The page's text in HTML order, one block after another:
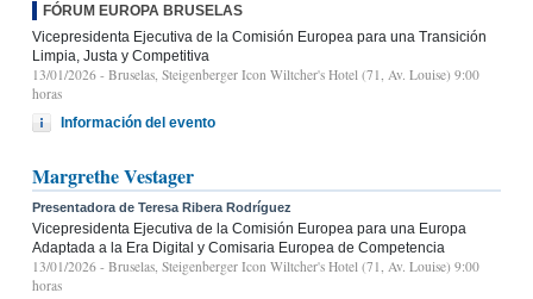
FÓRUM EUROPA BRUSELAS
Vicepresidenta Ejecutiva de la Comisión Europea para una Transición
Limpia, Justa y Competitiva
13/01/2026 - Bruselas, Steigenberger Icon Wiltcher's Hotel (71, Av. Louise) 9:00
horas
Información del evento
Margrethe Vestager
Presentadora de Teresa Ribera Rodríguez
Vicepresidenta Ejecutiva de la Comisión Europea para una Europa
Adaptada a la Era Digital y Comisaria Europea de Competencia
13/01/2026 - Bruselas, Steigenberger Icon Wiltcher's Hotel (71, Av. Louise) 9:00
horas